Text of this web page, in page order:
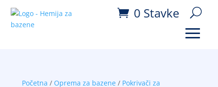
0 Stavke
Početna / Oprema za bazene/ Pokrivači za